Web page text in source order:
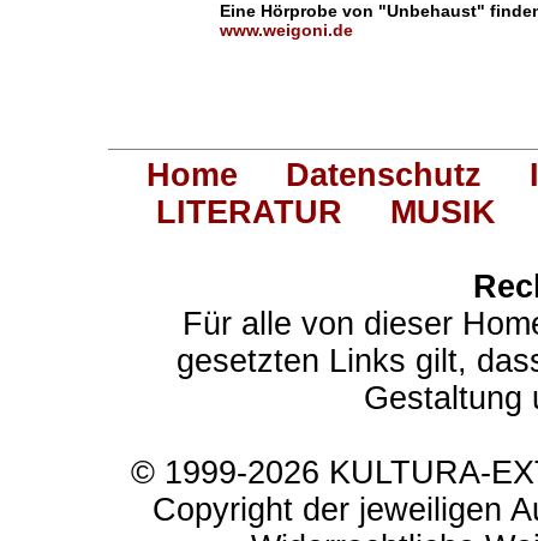
Eine Hörprobe von "Unbehaust"
www.weigoni.de
Home Datenschutz
LITERATUR
MUSIK
Für alle von dieser
gesetzten Links gilt,
Gestaltung
© 1999-2026 KULTURA-
Copyright der jeweiligen